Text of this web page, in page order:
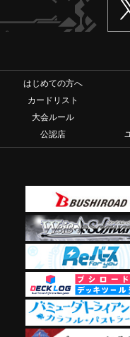
はじめての方へ
カードリスト
大会ルール
公認店